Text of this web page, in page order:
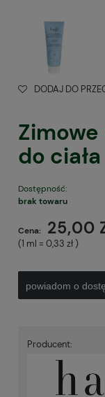
DODAJ DO
do
Dostępność:
brak towaru
Cena: 25,00
(1 ml = 0,33 zł )
powiadom o
Producent: